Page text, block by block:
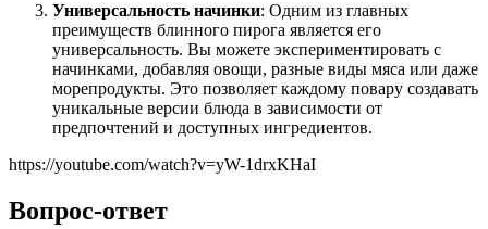
Универсальность начинки: Одним из главных
преимуществ блинного пирога является его
универсальность. Вы можете экспериментировать с
начинками, добавляя овощи, разные виды мяса или даже
морепродукты. Это позволяет каждому повару создавать
уникальные версии блюда в зависимости от
предпочтений и доступных ингредиентов.
https://youtube.com/watch?v=yW-1drxKHaI
Вопрос-ответ